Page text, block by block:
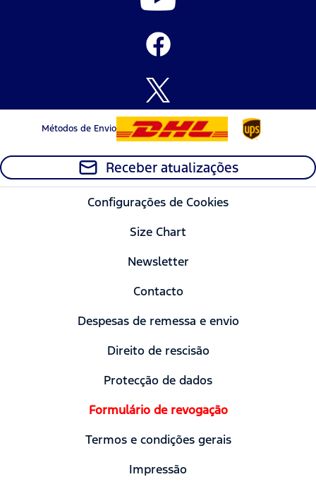
Métodos de Envio
Receber atualizações
Configurações de Cookies
Size Chart
Newsletter
Contacto
Despesas de remessa e envio
Direito de rescisão
Protecção de dados
Formulário de revogação
Termos e condições gerais
Impressão